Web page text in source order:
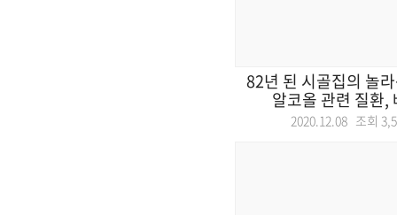
82년 된 시골집의 놀
알코올 관련 질환,
2020.12.08 조회